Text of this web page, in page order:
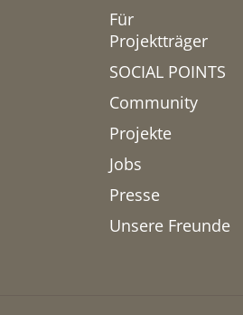
Für
Projektträger
SOCIAL POINTS
Community
Projekte
Jobs
Presse
Unsere Freunde